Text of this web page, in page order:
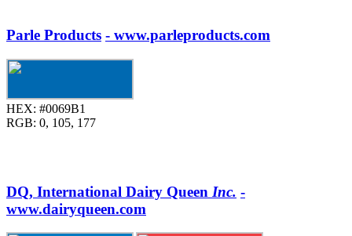
Parle Products - www.parleproducts.com
HEX: #0069B1
RGB: 0, 105, 177
DQ, International Dairy Queen Inc. -
www.dairyqueen.com